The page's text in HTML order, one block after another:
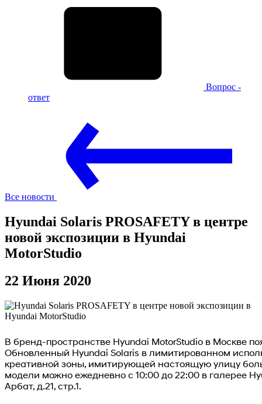
Вопрос -
ответ
Все новости
Hyundai Solaris PROSAFETY в центре
новой экспозиции в Hyundai
MotorStudio
22 Июня 2020
В бренд-пространстве Hyundai MotorStudio в Москве
Обновленный Hyundai Solaris в лимитированном
креативной зоны, имитирующей настоящую улицу
модели можно ежедневно с 10:00 до 22:00 в галерее
Арбат, д.21, стр.1.